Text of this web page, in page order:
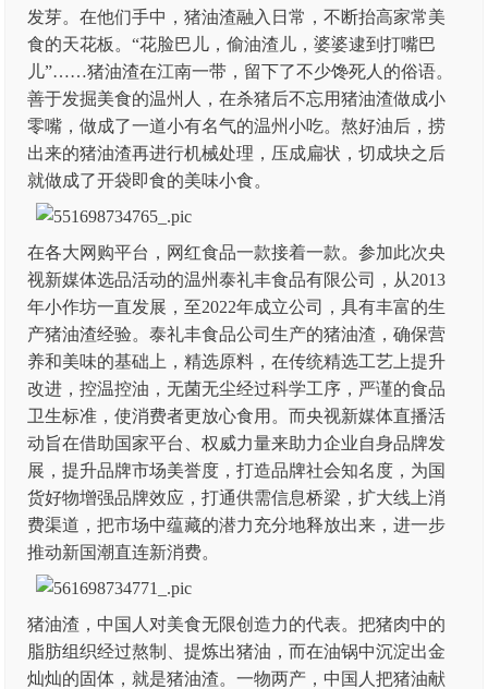
发芽。在他们手中，猪油渣融入日常，不断抬高家常美
食的天花板。“花脸巴儿，偷油渣儿，婆婆逮到打嘴巴
儿”……猪油渣在江南一带，留下了不少馋死人的俗语。
善于发掘美食的温州人，在杀猪后不忘用猪油渣做成小
零嘴，做成了一道小有名气的温州小吃。熬好油后，捞
出来的猪油渣再进行机械处理，压成扁状，切成块之后
就做成了开袋即食的美味小食。
在各大网购平台，网红食品一款接着一款。参加此次央
视新媒体选品活动的温州泰礼丰食品有限公司，从2013
年小作坊一直发展，至2022年成立公司，具有丰富的生
产猪油渣经验。泰礼丰食品公司生产的猪油渣，确保营
养和美味的基础上，精选原料，在传统精选工艺上提升
改进，控温控油，无菌无尘经过科学工序，严谨的食品
卫生标准，使消费者更放心食用。而央视新媒体直播活
动旨在借助国家平台、权威力量来助力企业自身品牌发
展，提升品牌市场美誉度，打造品牌社会知名度，为国
货好物增强品牌效应，打通供需信息桥梁，扩大线上消
费渠道，把市场中蕴藏的潜力充分地释放出来，进一步
推动新国潮直连新消费。
猪油渣，中国人对美食无限创造力的代表。把猪肉中的
脂肪组织经过熬制、提炼出猪油，而在油锅中沉淀出金
灿灿的固体，就是猪油渣。一物两产，中国人把猪油献